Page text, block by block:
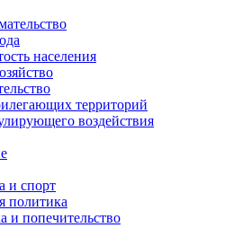
населения
территорий
воздействия
и спорт
политика
и попечительство